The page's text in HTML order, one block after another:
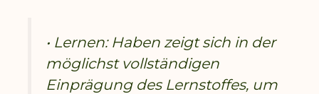
• Lernen: Haben zeigt sich in der
möglichst vollständigen
Einprägung des Lernstoffes, um